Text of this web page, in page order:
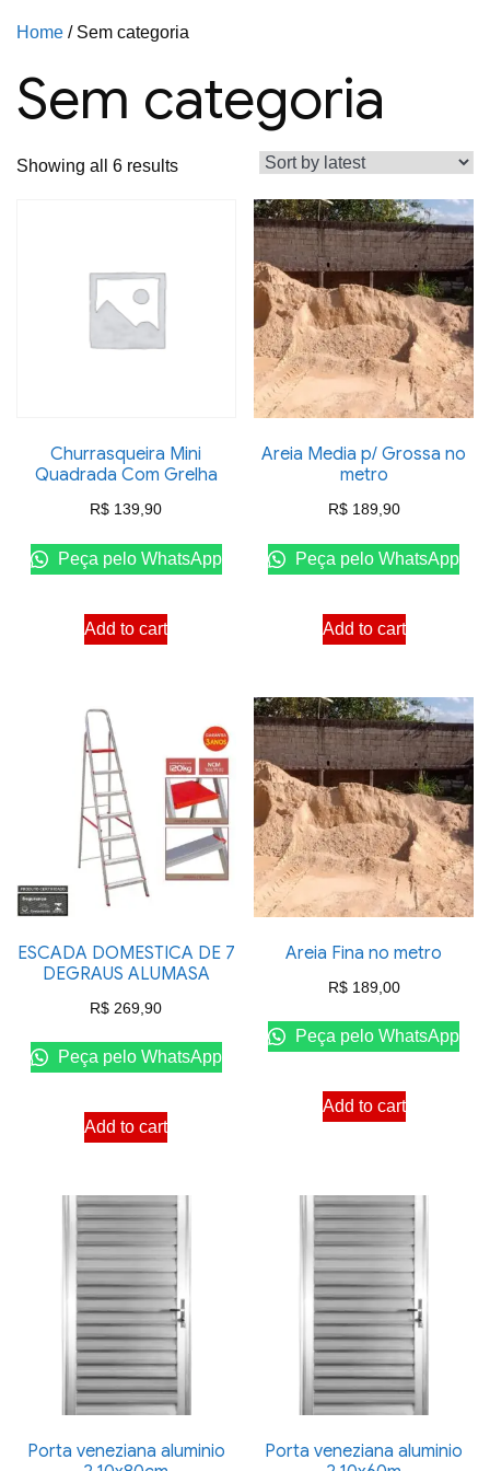
Home / Sem categoria
Sem categoria
Showing all 6 resultsSorted
Churrasqueira Mini
Quadrada Com Grelha
R$ 139,90
Peça pelo WhatsApp
Add to cart
Areia Media p/ Grossa no
metro
R$189,90
Peça pelo WhatsApp
Add to cart
ESCADA DOMESTICA DE 7
DEGRAUS ALUMASA
R$ 269,90
Peça pelo WhatsApp
Add to cart
Areia Fina no metro
R$189,00
Peça pelo WhatsApp
Add to cart
Porta veneziana aluminio
Porta veneziana aluminio